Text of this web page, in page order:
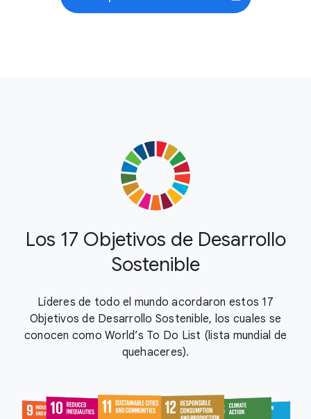
Los 17 Objetivos de Desarrollo
Sostenible
Líderes de todo el mundo acordaron estos 17
Objetivos de Desarrollo Sostenible, los cuales se
conocen como World’s To Do List (lista mundial de
quehaceres).